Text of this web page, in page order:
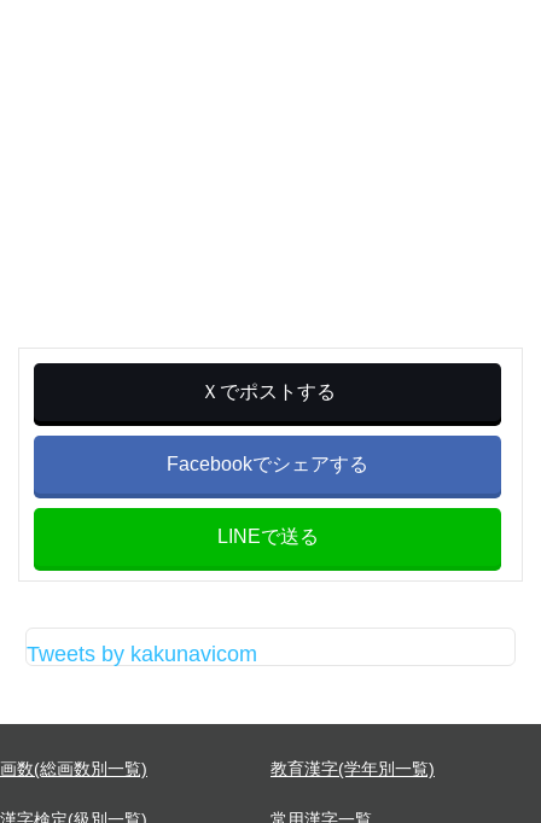
Ｘでポストする
Facebookでシェアする
LINEで送る
Tweets by kakunavicom
画数(総画数別一覧) 教育漢字(学年別一覧)